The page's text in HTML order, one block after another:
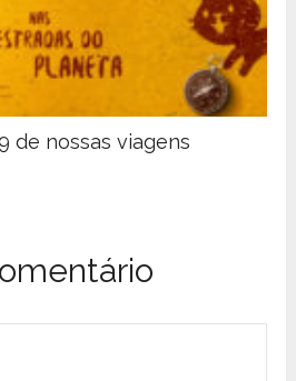
de nossas viagens